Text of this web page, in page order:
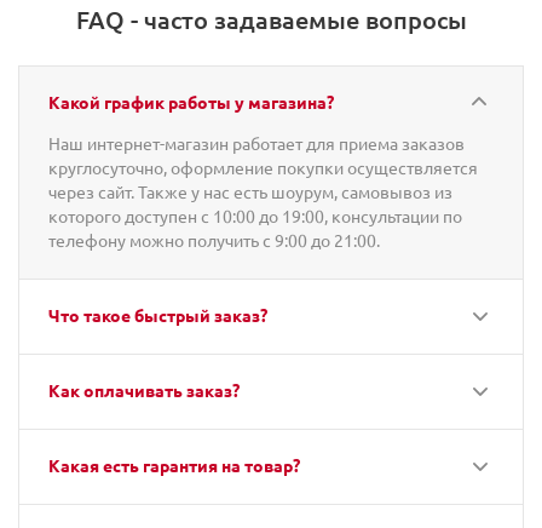
FAQ - часто задаваемые вопросы
Какой график работы у магазина?
Наш интернет-магазин работает для приема заказов
круглосуточно, оформление покупки осуществляется
через сайт. Также у нас есть шоурум, самовывоз из
которого доступен с 10:00 до 19:00, консультации по
телефону можно получить с 9:00 до 21:00.
Что такое быстрый заказ?
Как оплачивать заказ?
Какая есть гарантия на товар?